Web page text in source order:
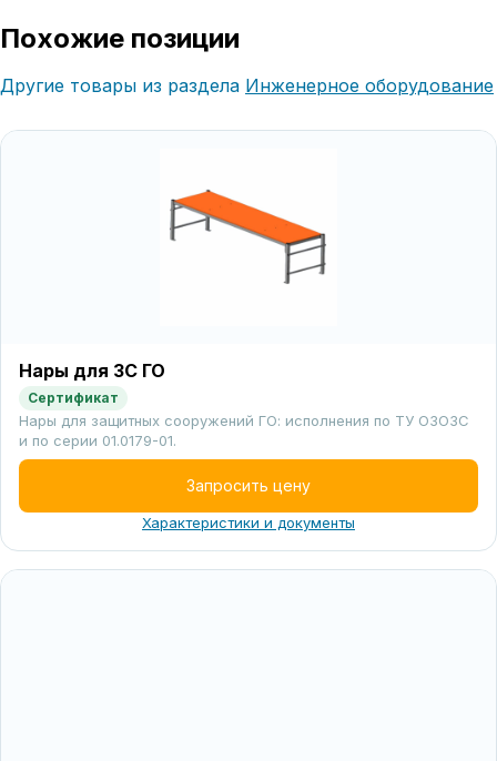
Похожие позиции
Другие товары из раздела Инженерное оборудование
Нары для ЗС ГО
Сертификат
Нары для защитных сооружений ГО: исполнения по ТУ ОЗОЗС
и по серии 01.0179-01.
Запросить цену
Характеристики и документы